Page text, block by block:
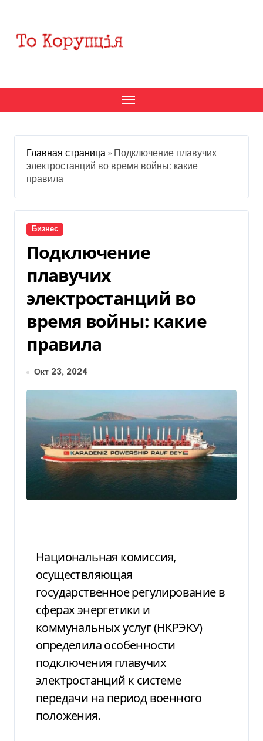
содержанию
Главная страница » Подключение плавучих
электростанций во время войны: какие
правила
Бизнес
Подключение
плавучих
электростанций во
время войны: какие
правила
Окт 23, 2024
Национальная комиссия,
осуществляющая
государственное регулирование в
сферах энергетики и
коммунальных услуг (НКРЭКУ)
определила особенности
подключения плавучих
электростанций к системе
передачи на период военного
положения.